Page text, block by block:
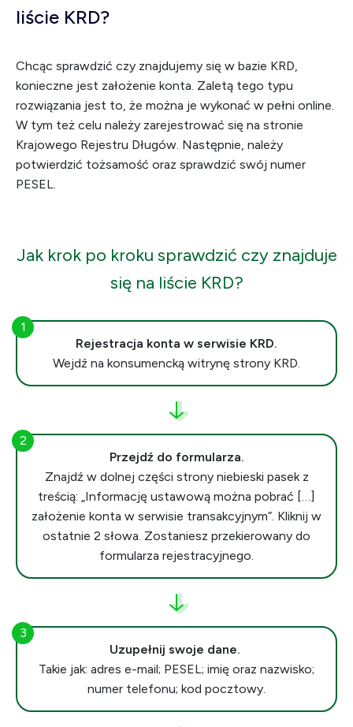
liście KRD?
Chcąc sprawdzić czy znajdujemy się w bazie KRD,
konieczne jest założenie konta. Zaletą tego typu
rozwiązania jest to, że można je wykonać w pełni online.
W tym też celu należy zarejestrować się na stronie
Krajowego Rejestru Długów. Następnie, należy
potwierdzić tożsamość oraz sprawdzić swój numer
PESEL.
Jak krok po kroku sprawdzić czy znajduje
się na liście KRD?
Rejestracja konta w serwisie KRD.
Wejdź na konsumencką witrynę strony KRD.
Przejdź do formularza.
Znajdź w dolnej części strony niebieski pasek z
treścią: „Informację ustawową można pobrać […]
założenie konta w serwisie transakcyjnym”. Kliknij w
ostatnie 2 słowa. Zostaniesz przekierowany do
formularza rejestracyjnego.
Uzupełnij swoje dane.
Takie jak: adres e-mail; PESEL; imię oraz nazwisko;
numer telefonu; kod pocztowy.